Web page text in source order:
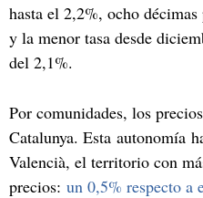
hasta el 2,2%, ocho
y la menor tasa desde
del 2,1%.
Por comunidades, los
Catalunya. Esta autonomía
Valencià, el territorio con
precios: un 0,5% respecto a